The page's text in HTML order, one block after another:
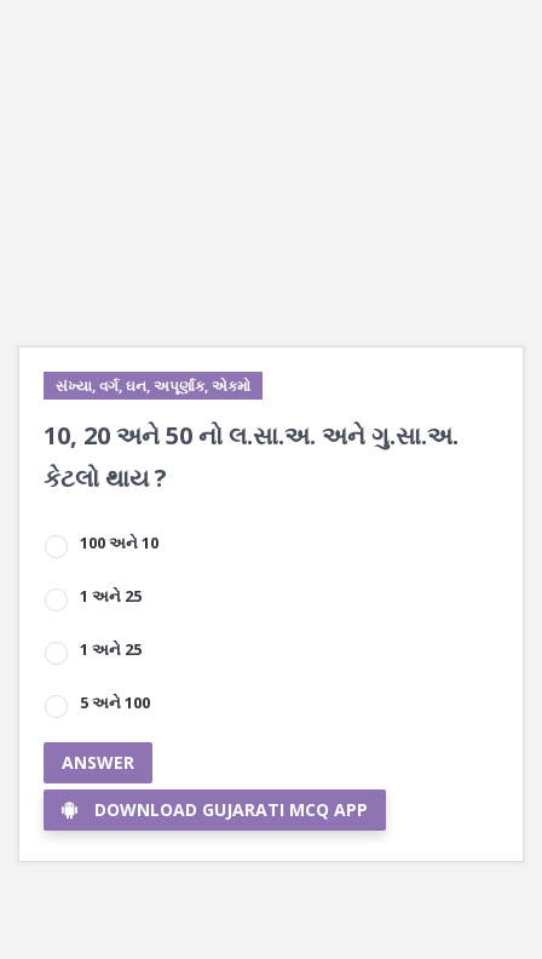
સંખ્યા, વર્ગ, ઘન, અપૂર્ણાંક, એકમો
10, 20 અને 50 નો લ.સા.અ. અને ગુ.સા.અ.
કેટલો થાય ?
100 અને 10
1 અને 25
1 અને 25
5 અને 100
ANSWER
DOWNLOAD GUJARATI MCQ APP